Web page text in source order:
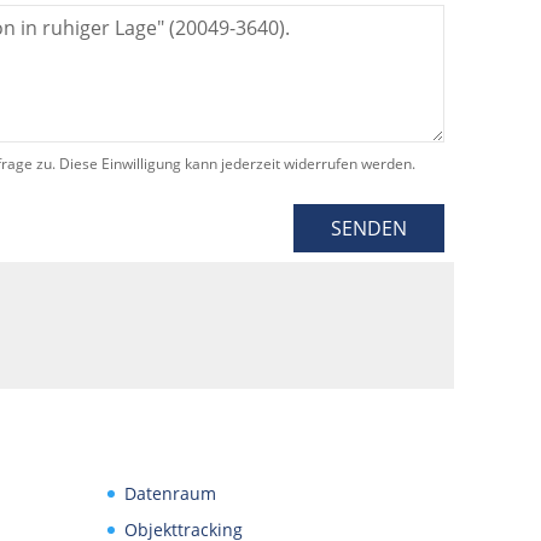
zu. Diese Einwilligung kann jederzeit widerrufen werden.
SENDEN
Datenraum
Objekttracking